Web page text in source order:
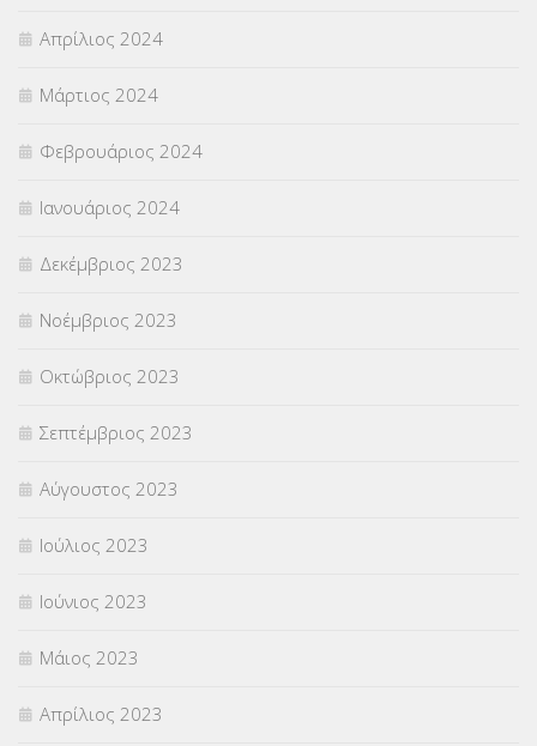
Απρίλιος 2024
Μάρτιος 2024
Φεβρουάριος 2024
Ιανουάριος 2024
Δεκέμβριος 2023
Νοέμβριος 2023
Οκτώβριος 2023
Σεπτέμβριος 2023
Αύγουστος 2023
Ιούλιος 2023
Ιούνιος 2023
Μάιος 2023
Απρίλιος 2023